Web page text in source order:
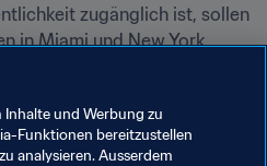
zugänglich ist, sollen
in Miami und New York
und Werbung zu
Funktionen bereitzustellen
analysieren. Ausserdem